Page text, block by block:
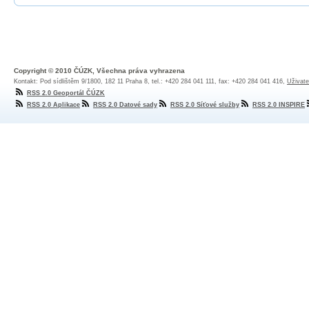
Copyright © 2010 ČÚZK, Všechna práva vyhrazena
Kontakt: Pod sídlištěm 9/1800, 182 11 Praha 8, tel.: +420 284 041 111, fax: +420 284 041 416,
RSS 2.0 Geoportál ČÚZK
RSS 2.0 Aplikace
RSS 2.0 Datové sady RSS 2.0 Síťové služby RSS 2.0 INSPIRE